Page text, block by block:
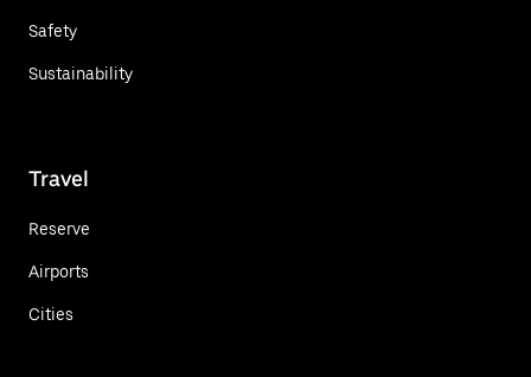
Safety
Sustainability
Travel
Reserve
Airports
Cities